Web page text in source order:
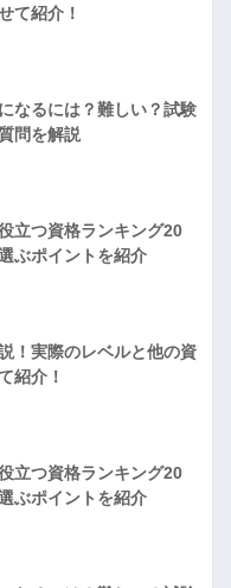
て紹介！
なるには？難しい？試験
問を解説
立つ資格ランキング20
ぶポイントを紹介
！実際のレベルと他の資
紹介！
立つ資格ランキング20
ぶポイントを紹介